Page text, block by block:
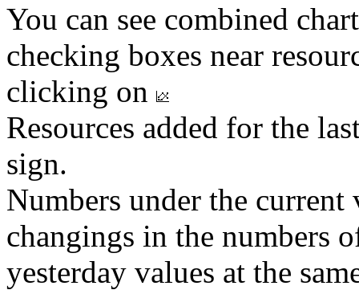
You can see combined
checking boxes near
clicking on
Resources added for the
sign.
Numbers under the
changings in the numbers
yesterday values at the